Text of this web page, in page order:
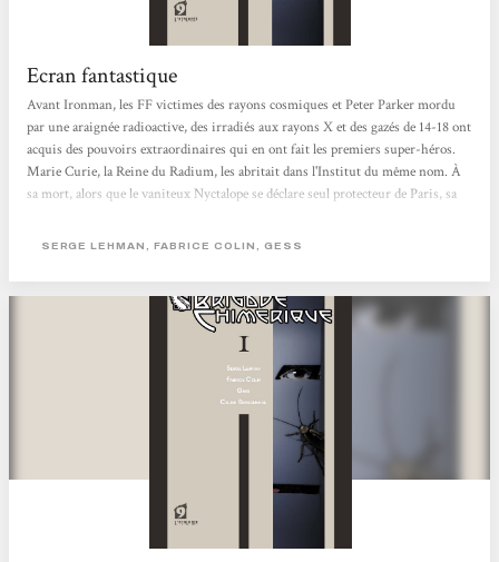
Ecran fantastique
Avant Ironman, les FF victimes des rayons cosmiques et Peter Parker mordu
par une araignée radioactive, des irradiés aux rayons X et des gazés de 14-18 ont
acquis des pouvoirs extraordinaires qui en ont fait les premiers super-héros.
Marie Curie, la Reine du Radium, les abritait dans l'Institut du même nom. À
sa mort, alors que le vaniteux Nyctalope se déclare seul protecteur de Paris, sa
aux surhommes en armure de Nous Autres, le groupe moscovite dirigé par le
SERGE LEHMAN, FABRICE COLIN, GESS